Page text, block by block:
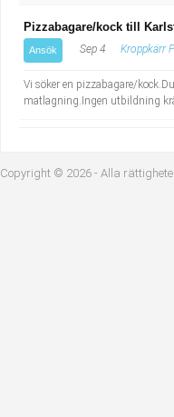
Industriell
Pizzabagare/kock till
Ansök Sep 4 Kroppkärr
Vi söker en pizzabagare/
matlagning.Ingen utbildning
Copyright © 2026 - Alla